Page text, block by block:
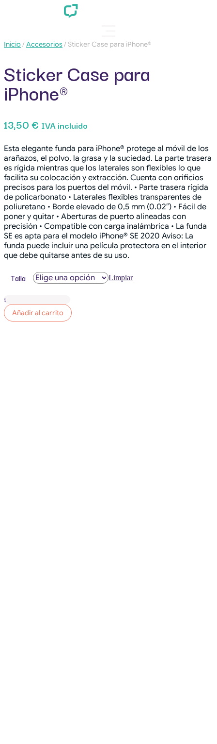
Inicio/Accesorios/ Sticker Case para iPhone®
Sticker Case para
iPhone®
13,50€ IVA incluido
Esta elegante funda para iPhone® protege al móvil de los
arañazos, el polvo, la grasa y la suciedad. La parte trasera
es rígida mientras que los laterales son flexibles lo que
facilita su colocación y extracción. Cuenta con orificios
precisos para los puertos del móvil. • Parte trasera rígida
de policarbonato • Laterales flexibles transparentes de
poliuretano • Borde elevado de 0,5 mm (0.02″) • Fácil de
poner y quitar • Aberturas de puerto alineadas con
precisión • Compatible con carga inalámbrica • La funda
SE es apta para el modelo iPhone® SE 2020 Aviso: La
funda puede incluir una película protectora en el interior
que debe quitarse antes de su uso.
Talla Limpiar
Sticker
Case
paraAñadir al carrito